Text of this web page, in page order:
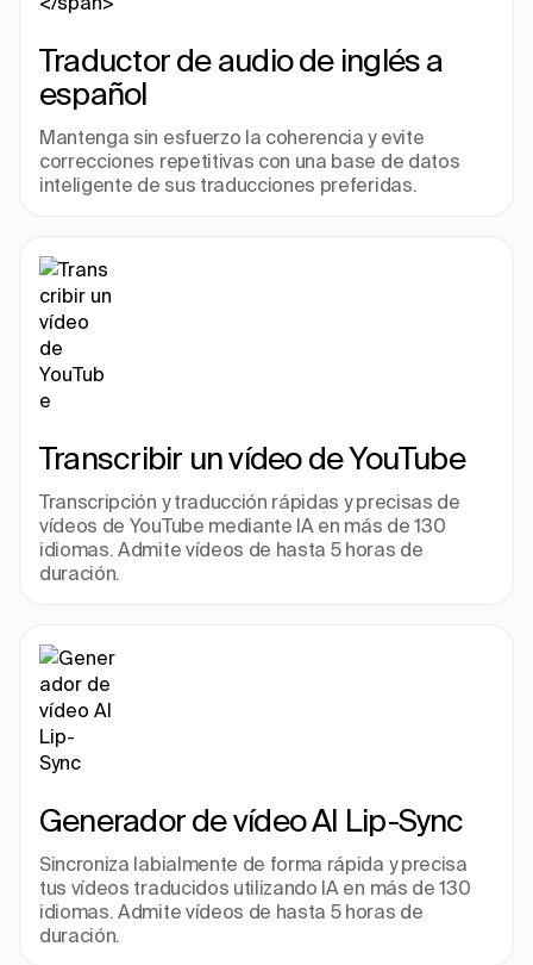
Traductor de audio de inglés a
español
Mantenga sin esfuerzo la coherencia y evite
correcciones repetitivas con una base de datos
inteligente de sus traducciones preferidas.
Transcribir un vídeo de YouTube
Transcripción y traducción rápidas y precisas de
vídeos de YouTube mediante IA en más de 130
idiomas. Admite vídeos de hasta 5 horas de
duración.
Generador de vídeo AI Lip-Sync
Sincroniza labialmente de forma rápida y precisa
tus vídeos traducidos utilizando IA en más de 130
idiomas. Admite vídeos de hasta 5 horas de
duración.